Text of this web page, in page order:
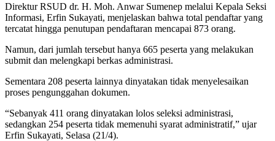
Direktur RSUD dr. H. Moh. Anwar Sumenep melalui Kepala Seksi
Informasi, Erfin Sukayati, menjelaskan bahwa total pendaftar yang
tercatat hingga penutupan pendaftaran mencapai 873 orang.
Namun, dari jumlah tersebut hanya 665 peserta yang melakukan
submit dan melengkapi berkas administrasi.
Sementara 208 peserta lainnya dinyatakan tidak menyelesaikan
proses pengunggahan dokumen.
“Sebanyak 411 orang dinyatakan lolos seleksi administrasi,
sedangkan 254 peserta tidak memenuhi syarat administratif,” ujar
Erfin Sukayati, Selasa (21/4).